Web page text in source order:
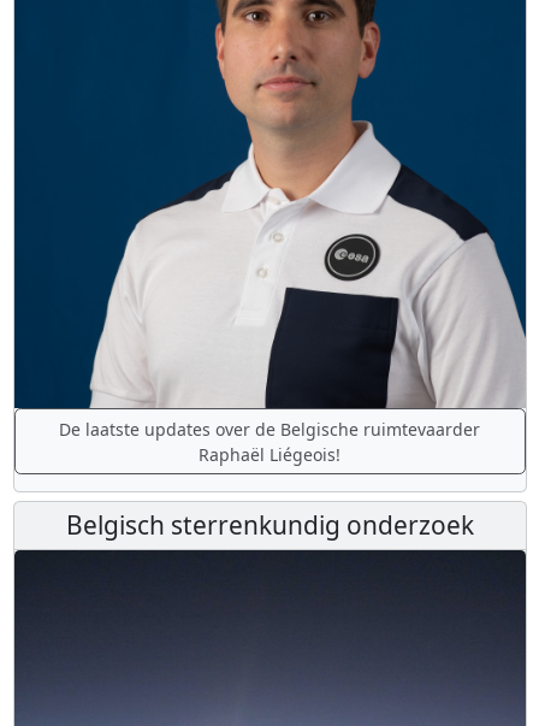
De laatste updates over de Belgische ruimtevaarder
Raphaël Liégeois!
Belgisch sterrenkundig onderzoek